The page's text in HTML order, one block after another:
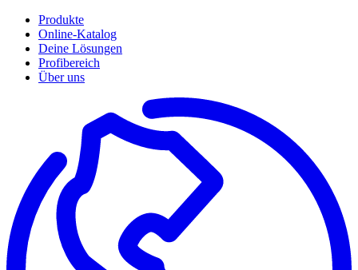
Produkte
Online-Katalog
Deine Lösungen
Profibereich
Über uns